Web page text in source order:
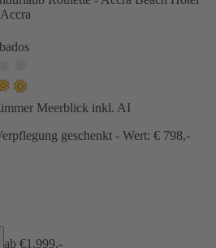
Meerblick inkl. AI
geschenkt - Wert: € 798,-
ab €1.999,-